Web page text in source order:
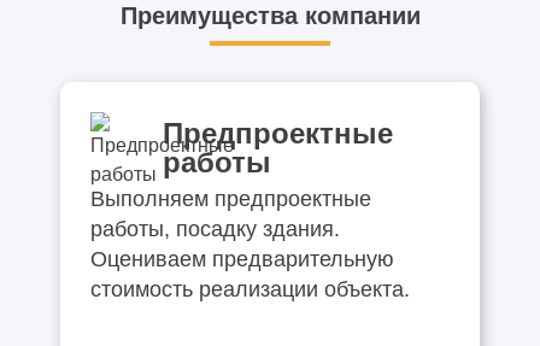
Преимущества компании
Предпроектные
работы
Выполняем предпроектные
работы, посадку здания.
Оцениваем предварительную
стоимость реализации объекта.